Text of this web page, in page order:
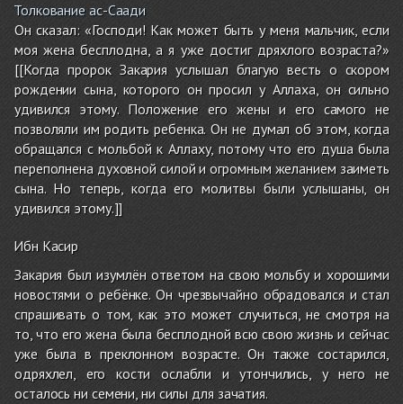
Толкование ас-Саади
Он сказал: «Господи! Как может быть у меня мальчик, если
моя жена бесплодна, а я уже достиг дряхлого возраста?»
[[Когда пророк Закария услышал благую весть о скором
рождении сына, которого он просил у Аллаха, он сильно
удивился этому. Положение его жены и его самого не
позволяли им родить ребенка. Он не думал об этом, когда
обращался с мольбой к Аллаху, потому что его душа была
переполнена духовной силой и огромным желанием заиметь
сына. Но теперь, когда его молитвы были услышаны, он
удивился этому.]]
Ибн Касир
Закария был изумлён ответом на свою мольбу и хорошими
новостями о ребёнке. Он чрезвычайно обрадовался и стал
спрашивать о том, как это может случиться, не смотря на
то, что его жена была бесплодной всю свою жизнь и сейчас
уже была в преклонном возрасте. Он также состарился,
одряхлел, его кости ослабли и утончились, у него не
осталось ни семени, ни силы для зачатия.